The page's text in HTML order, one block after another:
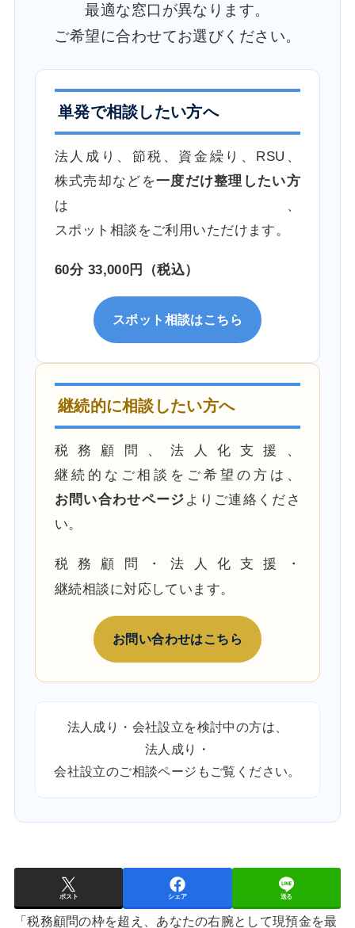
最適な窓口が異なります。
ご希望に合わせてお選びください。
単発で相談したい方へ
法人成り、節税、資金繰り、RSU、
株式売却などを一度だけ整理したい方
は、
スポット相談をご利用いただけます。
60分 33,000円（税込）
スポット相談はこちら
継続的に相談したい方へ
税務顧問、法人化支援、
継続的なご相談をご希望の方は、
お問い合わせページ よりご連絡くださ
い。
税務顧問・法人化支援・
継続相談に対応しています。
お問い合わせはこちら
法人成り・会社設立を検討中の方は、
法人成り・
会社設立のご相談ページ もご覧ください。
ポスト シェア 送る
「税務顧問の枠を超え、あなたの右腕として現預金を最